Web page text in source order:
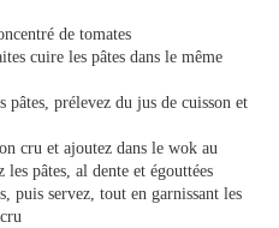
de tomates
cuire les pâtes dans le même
pâtes, prélevez du jus de cuisson et
cru et ajoutez dans le wok au
pâtes, al dente et égouttées
puis servez, tout en garnissant les